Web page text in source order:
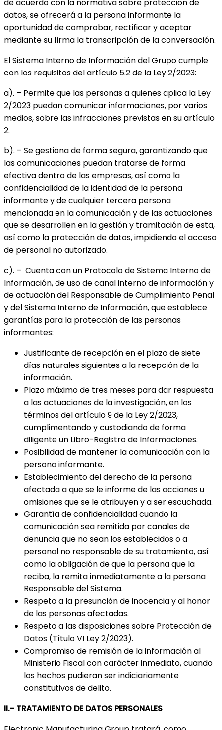
de acuerdo con la normativa sobre protección de
datos, se ofrecerá a la persona informante la
oportunidad de comprobar, rectificar y aceptar
mediante su firma la transcripción de la conversación.
El Sistema Interno de Información del Grupo cumple
con los requisitos del artículo 5.2 de la Ley 2/2023:
a). – Permite que las personas a quienes aplica la Ley
2/2023 puedan comunicar informaciones, por varios
medios, sobre las infracciones previstas en su artículo
2.
b). – Se gestiona de forma segura, garantizando que
las comunicaciones puedan tratarse de forma
efectiva dentro de las empresas, así como la
confidencialidad de la identidad de la persona
informante y de cualquier tercera persona
mencionada en la comunicación y de las actuaciones
que se desarrollen en la gestión y tramitación de esta,
así como la protección de datos, impidiendo el acceso
de personal no autorizado.
c). – Cuenta con un Protocolo de Sistema Interno de
Información, de uso de canal interno de información y
de actuación del Responsable de Cumplimiento Penal
y del Sistema Interno de Información, que establece
garantías para la protección de las personas
informantes:
Justificante de recepción en el plazo de siete
días naturales siguientes a la recepción de la
información.
Plazo máximo de tres meses para dar respuesta
a las actuaciones de la investigación, en los
términos del artículo 9 de la Ley 2/2023,
cumplimentando y custodiando de forma
diligente un Libro-Registro de Informaciones.
Posibilidad de mantener la comunicación con la
persona informante.
Establecimiento del derecho de la persona
afectada a que se le informe de las acciones u
omisiones que se le atribuyen y a ser escuchada.
Garantía de confidencialidad cuando la
comunicación sea remitida por canales de
denuncia que no sean los establecidos o a
personal no responsable de su tratamiento, así
como la obligación de que la persona que la
reciba, la remita inmediatamente a la persona
Responsable del Sistema.
Respeto a la presunción de inocencia y al honor
de las personas afectadas.
Respeto a las disposiciones sobre Protección de
Datos (Título VI Ley 2/2023).
Compromiso de remisión de la información al
Ministerio Fiscal con carácter inmediato, cuando
los hechos pudieran ser indiciariamente
constitutivos de delito.
II.- TRATAMIENTO DE DATOS PERSONALES